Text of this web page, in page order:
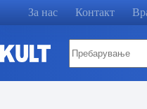
За нас Контакт
results